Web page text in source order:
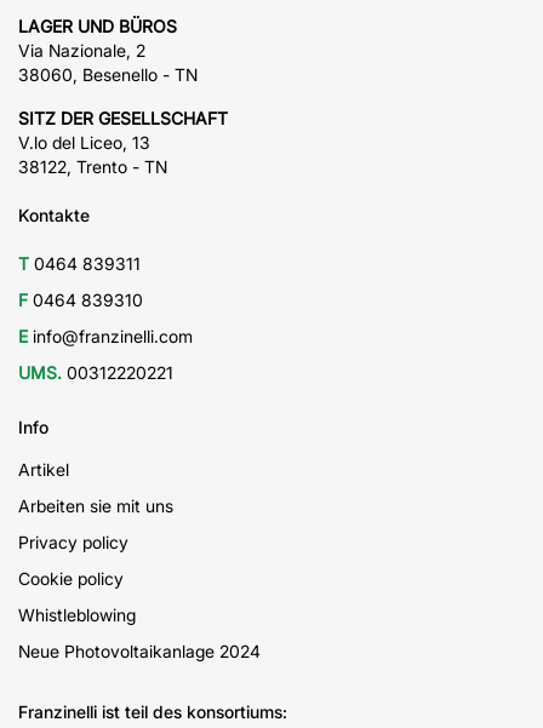
LAGER UND BÜROS
Via Nazionale, 2
38060, Besenello - TN
SITZ DER GESELLSCHAFT
V.lo del Liceo, 13
38122, Trento - TN
Kontakte
T 0464 839311
F 0464 839310
E info@franzinelli.com
UMS. 00312220221
Info
Artikel
Arbeiten sie mit uns
Privacy policy
Cookie policy
Whistleblowing
Neue Photovoltaikanlage 2024
Franzinelli ist teil des konsortiums: